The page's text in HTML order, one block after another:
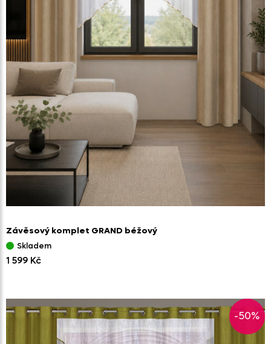
Závěsový komplet GRAND béžový
Skladem
1 599 Kč
-50%